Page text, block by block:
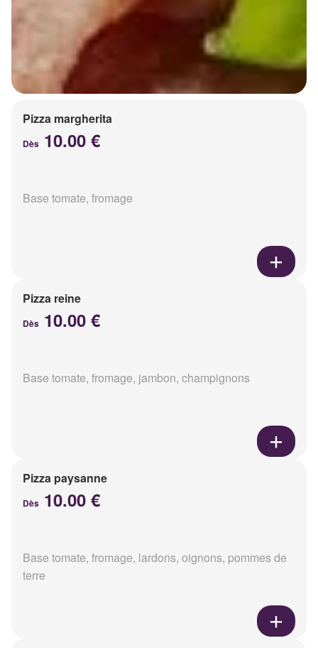
Pizza margherita
Dès 10.00 €
Base tomate, fromage
Pizza reine
Dès 10.00 €
Base tomate, fromage, jambon, champignons
Pizza paysanne
Dès 10.00 €
Base tomate, fromage, lardons, oignons, pommes de
terre